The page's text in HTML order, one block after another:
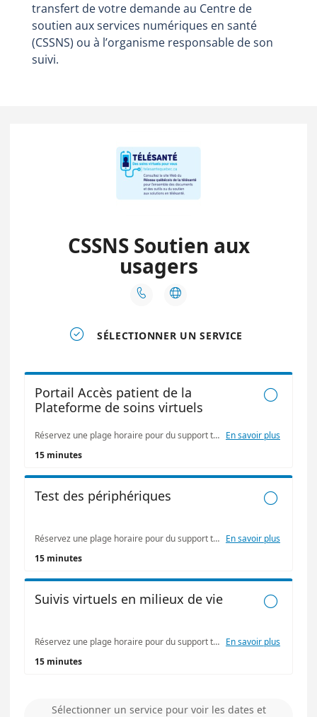
transfert de votre demande au Centre de
soutien aux services numériques en santé
(CSSNS) ou à l’organisme responsable de son
suivi.